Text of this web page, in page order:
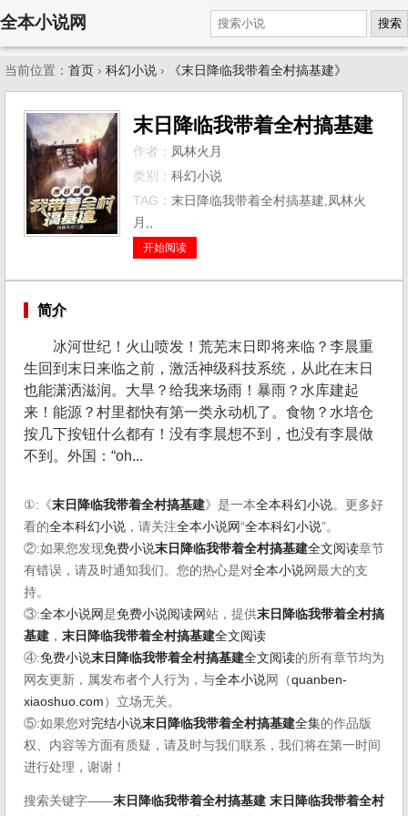
全本小说网 搜索
当前位置： 首页 › 科幻小说 › 《末日降临我带着全村搞基建》
末日降临我带着全村搞基建
作者： 凤林火月
类别： 科幻小说
TAG： 末日降临我带着全村搞基建,凤林火
月,,
开始阅读
简介
冰河世纪！火山喷发！荒芜末日即将来临？李晨重
生回到末日来临之前，激活神级科技系统，从此在末日
也能潇洒滋润。大旱？给我来场雨！暴雨？水库建起
来！能源？村里都快有第一类永动机了。食物？水培仓
按几下按钮什么都有！没有李晨想不到，也没有李晨做
不到。外国：“oh...
①:《末日降临我带着全村搞基建》是一本全本科幻小说。更多好
看的全本科幻小说 ，请关注全本小说网“全本科幻小说”。
②:如果您发现免费小说末日降临我带着全村搞基建全文阅读章节
有错误，请及时通知我们。您的热心是对全本小说网最大的支
持。
③:全本小说网是免费小说阅读网站，提供末日降临我带着全村搞
基建 ， 末日降临我带着全村搞基建全文阅读
④:免费小说末日降临我带着全村搞基建全文阅读的所有章节均为
网友更新，属发布者个人行为，与全本小说网（quanben-
xiaoshuo.com ）立场无关。
⑤:如果您对完结小说末日降临我带着全村搞基建全集的作品版
权、内容等方面有质疑，请及时与我们联系，我们将在第一时间
进行处理，谢谢！
搜索关键字——末日降临我带着全村搞基建 末日降临我带着全村